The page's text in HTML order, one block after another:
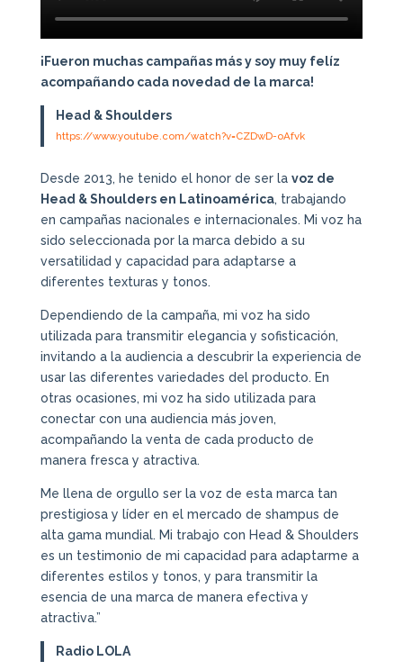
¡Fueron muchas campañas más y soy muy felíz
acompañando cada novedad de la marca!
Head & Shoulders
https://www.youtube.com/watch?v=CZDwD-oAfvk
Desde 2013, he tenido el honor de ser la voz de
Head & Shoulders en Latinoamérica, trabajando
en campañas nacionales e internacionales. Mi voz ha
sido seleccionada por la marca debido a su
versatilidad y capacidad para adaptarse a
diferentes texturas y tonos.
Dependiendo de la campaña, mi voz ha sido
utilizada para transmitir elegancia y sofisticación,
invitando a la audiencia a descubrir la experiencia de
usar las diferentes variedades del producto. En
otras ocasiones, mi voz ha sido utilizada para
conectar con una audiencia más joven,
acompañando la venta de cada producto de
manera fresca y atractiva.
Me llena de orgullo ser la voz de esta marca tan
prestigiosa y líder en el mercado de shampus de
alta gama mundial. Mi trabajo con Head & Shoulders
es un testimonio de mi capacidad para adaptarme a
diferentes estilos y tonos, y para transmitir la
esencia de una marca de manera efectiva y
atractiva.”
Radio LOLA